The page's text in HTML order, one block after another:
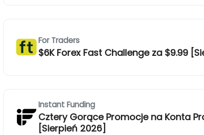
For Traders
$6K Forex Fast Challenge za $9.99
Instant Funding
Cztery Gorące Promocje na Konta
[Sierpień 2026]